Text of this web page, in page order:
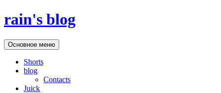
Перейти
к
rain's blog
Поиск
Основное меню
Shorts
blog
Contacts
Juick